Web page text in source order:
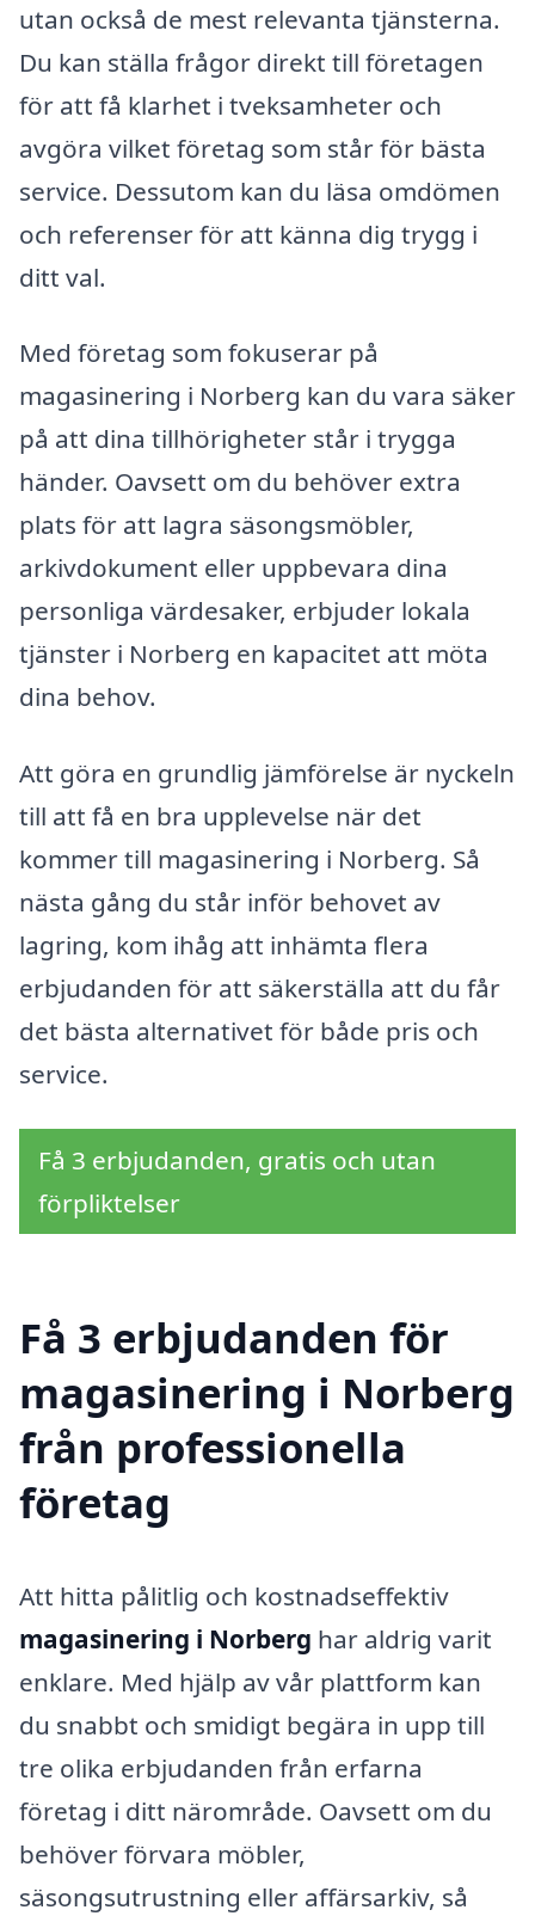
utan också de mest relevanta tjänsterna.
Du kan ställa frågor direkt till företagen
för att få klarhet i tveksamheter och
avgöra vilket företag som står för bästa
service. Dessutom kan du läsa omdömen
och referenser för att känna dig trygg i
ditt val.
Med företag som fokuserar på
magasinering i Norberg kan du vara säker
på att dina tillhörigheter står i trygga
händer. Oavsett om du behöver extra
plats för att lagra säsongsmöbler,
arkivdokument eller uppbevara dina
personliga värdesaker, erbjuder lokala
tjänster i Norberg en kapacitet att möta
dina behov.
Att göra en grundlig jämförelse är nyckeln
till att få en bra upplevelse när det
kommer till magasinering i Norberg. Så
nästa gång du står inför behovet av
lagring, kom ihåg att inhämta flera
erbjudanden för att säkerställa att du får
det bästa alternativet för både pris och
service.
Få 3 erbjudanden, gratis och utan
förpliktelser
Få 3 erbjudanden för
magasinering i Norberg
från professionella
företag
Att hitta pålitlig och kostnadseffektiv
magasinering i Norberg har aldrig varit
enklare. Med hjälp av vår plattform kan
du snabbt och smidigt begära in upp till
tre olika erbjudanden från erfarna
företag i ditt närområde. Oavsett om du
behöver förvara möbler,
säsongsutrustning eller affärsarkiv, så